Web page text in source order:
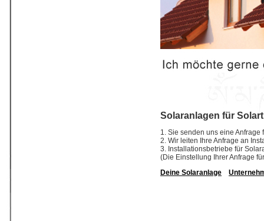
Solaranlagen für
1. Sie senden uns eine
2. Wir leiten Ihre Anfrage an
3. Installationsbetriebe für
(Die Einstellung Ihrer Anfrage
Deine Solaranlage